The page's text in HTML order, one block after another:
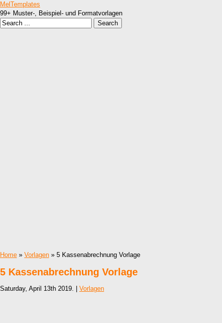
MelTemplates
99+ Muster-, Beispiel- und Formatvorlagen
Home » Vorlagen » 5 Kassenabrechnung Vorlage
5 Kassenabrechnung Vorlage
Saturday, April 13th 2019. | Vorlagen